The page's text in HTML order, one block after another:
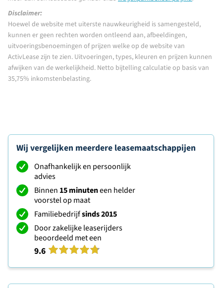
Disclaimer:
Hoewel de website met uiterste nauwkeurigheid is samengesteld,
kunnen er geen rechten worden ontleend aan, afbeeldingen,
uitvoeringsbenoemingen of prijzen welke op de website van
ActivLease zijn te zien. Uitvoeringen, types, kleuren en prijzen kunnen
afwijken van de werkelijkheid. Netto bijtelling calculatie op basis van
35,75% inkomstenbelasting.
Wij vergelijken meerdere leasemaatschappijen
Onafhankelijk en persoonlijk
advies
Binnen 15 minuteneen helder
voorstel op maat
Familiebedrijfsinds 2015
Door zakelijke leaserijders
beoordeeld met een
9.6